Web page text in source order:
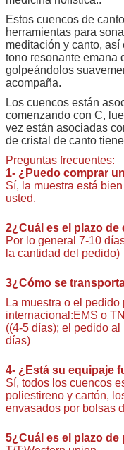
Estos cuencos de
herramientas para
meditación y canto, así
tono resonante emana
golpeándolos
acompaña.
Los cuencos están
comenzando con C,
vez están asociadas
de cristal de canto
Preguntas frecuentes:
1- ¿Puedo comprar
Sí, la muestra está
usted.
2¿Cuál es el plazo de
Por lo general 7-10
la cantidad del pedido)
3¿Cómo se
La muestra o el
internacional:EMS o
((4-5 días); el pedido
días)
4- ¿Está su equipaje
Sí, todos los cuencos
poliestireno y cartón,
envasados por bolsas
5¿Cuál es el plazo de